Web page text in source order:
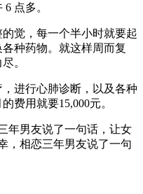
点多。
觉，每一个半小时就要起
种药物。就这样周而复
。
进行心肺诊断，以及各种
费用就要15,000元。